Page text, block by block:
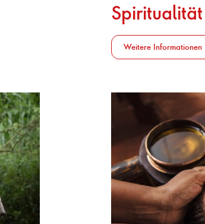
Spiritualität
Weitere Informationen